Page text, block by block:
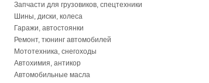
Запчасти для грузовиков, спецтехники
Шины, диски, колеса
Гаражи, автостоянки
Ремонт, тюнинг автомобилей
Мототехника, снегоходы
Автохимия, антикор
Автомобильные масла